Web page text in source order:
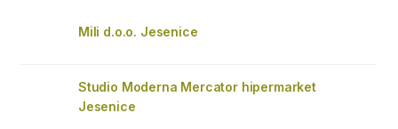
Mili d.o.o. Jesenice
Studio Moderna Mercator hipermarket
Jesenice